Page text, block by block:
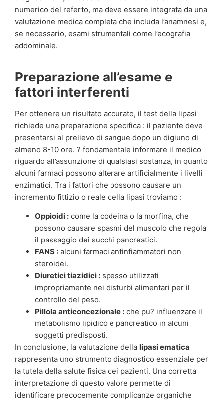
numerico del referto, ma deve essere integrata da una
valutazione medica completa che includa l’anamnesi e,
se necessario, esami strumentali come l’ecografia
addominale.
Preparazione all’esame e
fattori interferenti
Per ottenere un risultato accurato, il test della lipasi
richiede una preparazione specifica : il paziente deve
presentarsi al prelievo di sangue dopo un digiuno di
almeno 8-10 ore. ? fondamentale informare il medico
riguardo all’assunzione di qualsiasi sostanza, in quanto
alcuni farmaci possono alterare artificialmente i livelli
enzimatici. Tra i fattori che possono causare un
incremento fittizio o reale della lipasi troviamo :
Oppioidi : come la codeina o la morfina, che
possono causare spasmi del muscolo che regola
il passaggio dei succhi pancreatici.
FANS : alcuni farmaci antinfiammatori non
steroidei.
Diuretici tiazidici : spesso utilizzati
impropriamente nei disturbi alimentari per il
controllo del peso.
Pillola anticoncezionale : che pu? influenzare il
metabolismo lipidico e pancreatico in alcuni
soggetti predisposti.
In conclusione, la valutazione della lipasi ematica
rappresenta uno strumento diagnostico essenziale per
la tutela della salute fisica dei pazienti. Una corretta
interpretazione di questo valore permette di
identificare precocemente complicanze organiche